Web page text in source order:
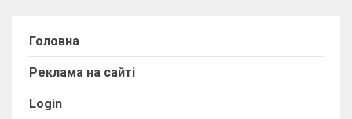
Головна
Реклама на сайті
Login